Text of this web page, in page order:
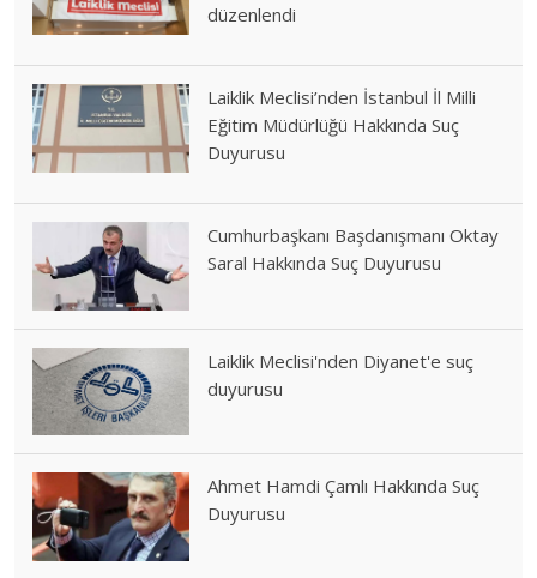
düzenlendi
Laiklik Meclisi’nden İstanbul İl Milli
Eğitim Müdürlüğü Hakkında Suç
Duyurusu
Cumhurbaşkanı Başdanışmanı Oktay
Saral Hakkında Suç Duyurusu
Laiklik Meclisi'nden Diyanet'e suç
duyurusu
Ahmet Hamdi Çamlı Hakkında Suç
Duyurusu